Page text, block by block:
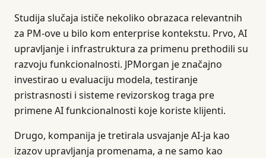
Studija slučaja ističe nekoliko obrazaca relevantnih
za PM-ove u bilo kom enterprise kontekstu. Prvo, AI
upravljanje i infrastruktura za primenu prethodili su
razvoju funkcionalnosti. JPMorgan je značajno
investirao u evaluaciju modela, testiranje
pristrasnosti i sisteme revizorskog traga pre
primene AI funkcionalnosti koje koriste klijenti.
Drugo, kompanija je tretirala usvajanje AI-ja kao
izazov upravljanja promenama, a ne samo kao